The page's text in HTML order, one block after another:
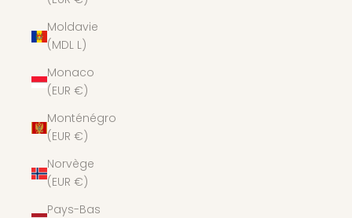
Moldavie
(MDL L)
Monaco
(EUR €)
Monténégro
(EUR €)
Norvège
(EUR €)
Pays-Bas